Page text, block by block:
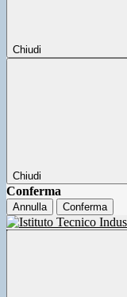
Chiudi
Chiudi
Conferma
Annulla Conferma